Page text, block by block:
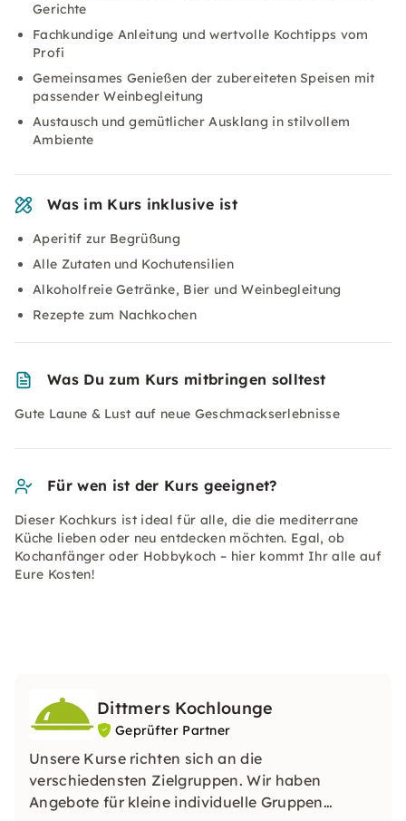
Gerichte
Fachkundige Anleitung und wertvolle Kochtipps vom
Profi
Gemeinsames Genießen der zubereiteten Speisen mit
passender Weinbegleitung
Austausch und gemütlicher Ausklang in stilvollem
Ambiente
Was im Kurs inklusive ist
Aperitif zur Begrüßung
Alle Zutaten und Kochutensilien
Alkoholfreie Getränke, Bier und Weinbegleitung
Rezepte zum Nachkochen
Was Du zum Kurs mitbringen solltest
Gute Laune & Lust auf neue Geschmackserlebnisse
Für wen ist der Kurs geeignet?
Dieser Kochkurs ist ideal für alle, die die mediterrane
Küche lieben oder neu entdecken möchten. Egal, ob
Kochanfänger oder Hobbykoch – hier kommt Ihr alle auf
Eure Kosten!
Dittmers Kochlounge
Geprüfter Partner
Unsere Kurse richten sich an die
verschiedensten Zielgruppen. Wir haben
Angebote für kleine individuelle Gruppen